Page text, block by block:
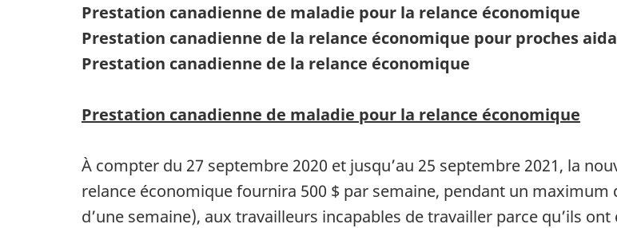
Prestation canadienne de maladie pour la relance économique
Prestation canadienne de la relance économique pour proches
Prestation canadienne de la relance économique
Prestation canadienne de maladie pour la relance économique
À compter du 27 septembre 2020 et jusqu’au 25 septembre 2021, la
relance économique fournira 500 $ par semaine, pendant un
d’une semaine), aux travailleurs incapables de travailler parce qu’ils